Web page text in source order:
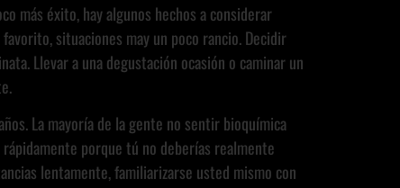
más éxito, hay algunos hechos a considerar
situaciones may un poco rancio. Decidir
Llevar a una degustación ocasión o caminar un
La mayoría de la gente no sentir bioquímica
porque tú no deberías realmente
lentamente, familiarizarse usted mismo con